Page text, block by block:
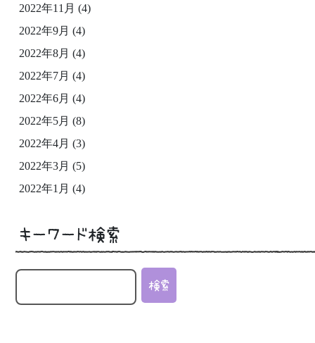
2022年11月 (4)
2022年9月 (4)
2022年8月 (4)
2022年7月 (4)
2022年6月 (4)
2022年5月 (8)
2022年4月 (3)
2022年3月 (5)
2022年1月 (4)
キーワード検索